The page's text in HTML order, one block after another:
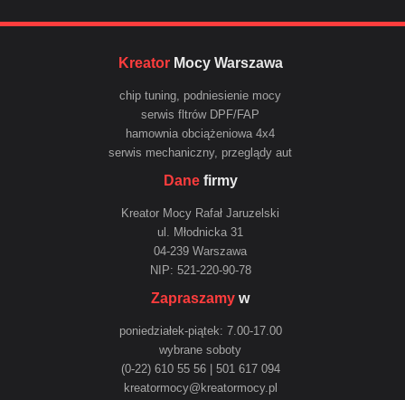
KreatorMocy Warszawa
chip tuning, podniesienie mocy
serwis fltrów DPF/FAP
hamownia obciążeniowa 4x4
serwis mechaniczny, przeglądy aut
Danefirmy
Kreator Mocy Rafał Jaruzelski
ul. Młodnicka 31
04-239 Warszawa
NIP: 521-220-90-78
Zapraszamy w
poniedziałek-piątek: 7.00-17.00
wybrane soboty
(0-22) 610 55 56 | 501 617 094
kreatormocy@kreatormocy.pl